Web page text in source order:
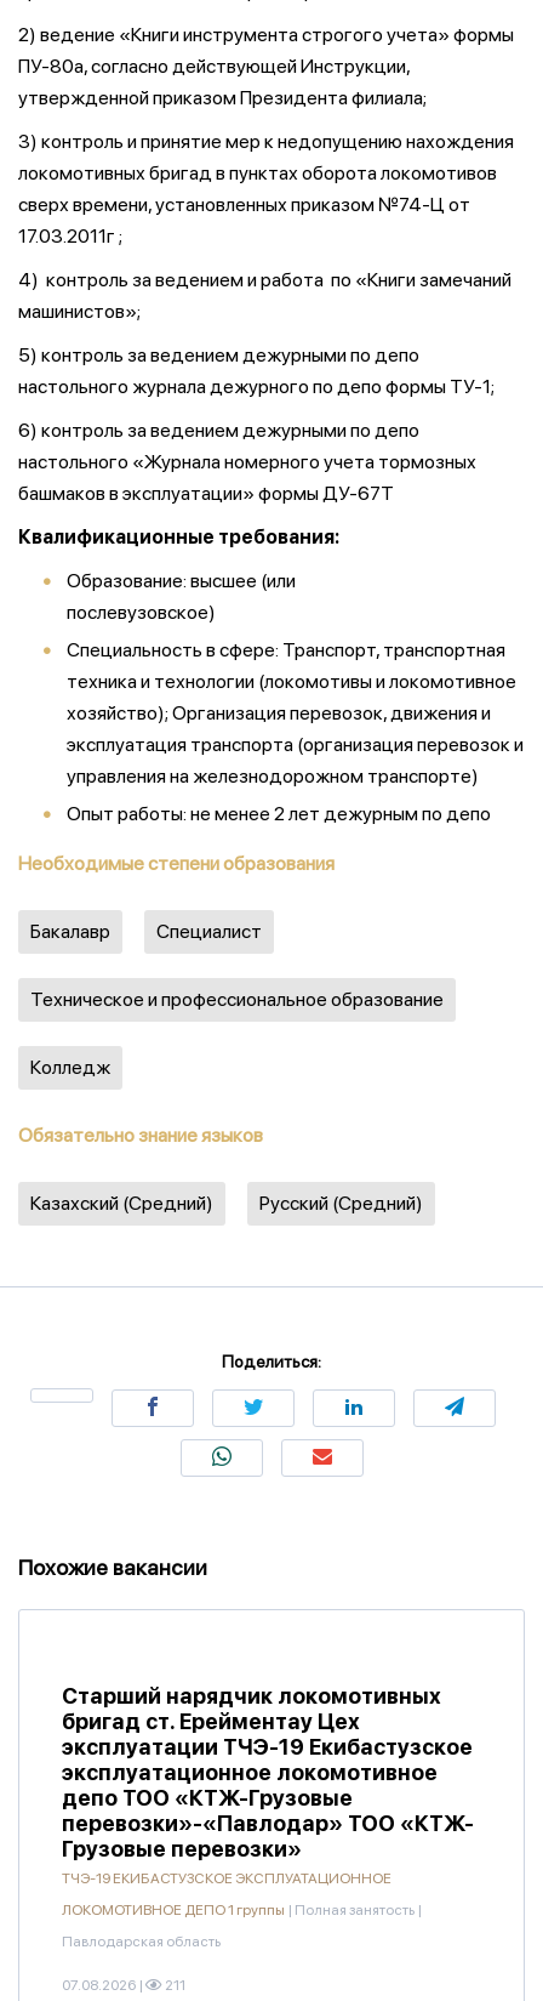
2) ведение «Книги инструмента строгого учета» формы
ПУ-80а, согласно действующей Инструкции,
утвержденной приказом Президента филиала;
3) контроль и принятие мер к недопущению нахождения
локомотивных бригад в пунктах оборота локомотивов
сверх времени, установленных приказом №74-Ц от
17.03.2011г ;
4) контроль за ведением и работа по «Книги замечаний
машинистов»;
5) контроль за ведением дежурными по депо
настольного журнала дежурного по депо формы ТУ-1;
6) контроль за ведением дежурными по депо
настольного «Журнала номерного учета тормозных
башмаков в эксплуатации» формы ДУ-67Т
Квалификационные требования:
Образование: высшее (или
послевузовское)
Специальность в сфере: Транспорт, транспортная
техника и технологии (локомотивы и локомотивное
хозяйство); Организация перевозок, движения и
эксплуатация транспорта (организация перевозок и
управления на железнодорожном транспорте)
Опыт работы: не менее 2 лет дежурным по депо
Необходимые степени образования
Бакалавр Специалист
Техническое и профессиональное образование
Колледж
Обязательно знание языков
Казахский (Средний) Русский (Средний)
Поделиться:
Похожие вакансии
Старший нарядчик локомотивных
бригад ст. Ерейментау Цех
эксплуатации ТЧЭ-19 Екибастузское
эксплуатационное локомотивное
депо ТОО «КТЖ-Грузовые
перевозки»-«Павлодар» ТОО «КТЖ-
Грузовые перевозки»
ТЧЭ-19 ЕКИБАСТУЗСКОЕ ЭКСПЛУАТАЦИОННОЕ
ЛОКОМОТИВНОЕ ДЕПО 1 группы | Полная занятость |
Павлодарская область
07.08.2026 | 211